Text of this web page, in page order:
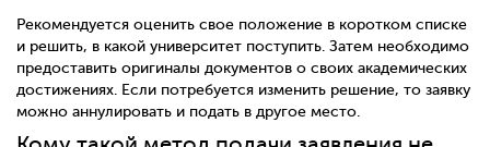
Рекомендуется оценить свое положение в коротком списке
и решить, в какой университет поступить. Затем необходимо
предоставить оригиналы документов о своих академических
достижениях. Если потребуется изменить решение, то заявку
можно аннулировать и подать в другое место.